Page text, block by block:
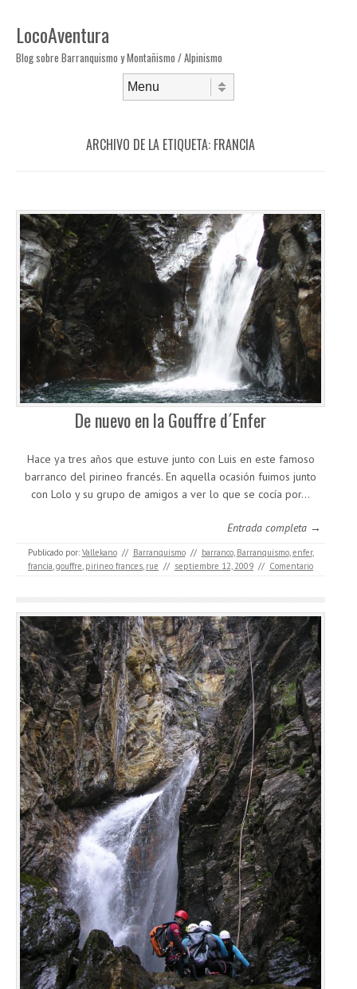
LocoAventura
Blog sobre Barranquismo y Montañismo / Alpinismo
ARCHIVO DE LA ETIQUETA: FRANCIA
De nuevo en la Gouffre d´Enfer
Hace ya tres años que estuve junto con Luis en este famoso
barranco del pirineo francés. En aquella ocasión fuimos junto
con Lolo y su grupo de amigos a ver lo que se cocía por…
Entrada completa →
Publicado por: Vallekano // Barranquismo // barranco, Barranquismo, enfer,
francia gouffre pirineo frances rue // septiembre 12, 2009 // Comentario